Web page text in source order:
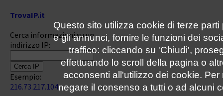
TrovaIP.it
Cerca informazioni su un
indirizzo IP:
Esempio:
216.73.217.104
Questo sito utilizza cookie di terze
e gli annunci, fornire le funzioni dei
traffico: cliccando su 'Chiudi',
effettuando lo scroll della pagina o
acconsenti all'utilizzo dei cookie.
negare il consenso a tutti o ad alcuni